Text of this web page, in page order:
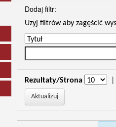
Dodaj filtr:
Uzyj filtrów aby zagęścić
Rezultaty/Strona